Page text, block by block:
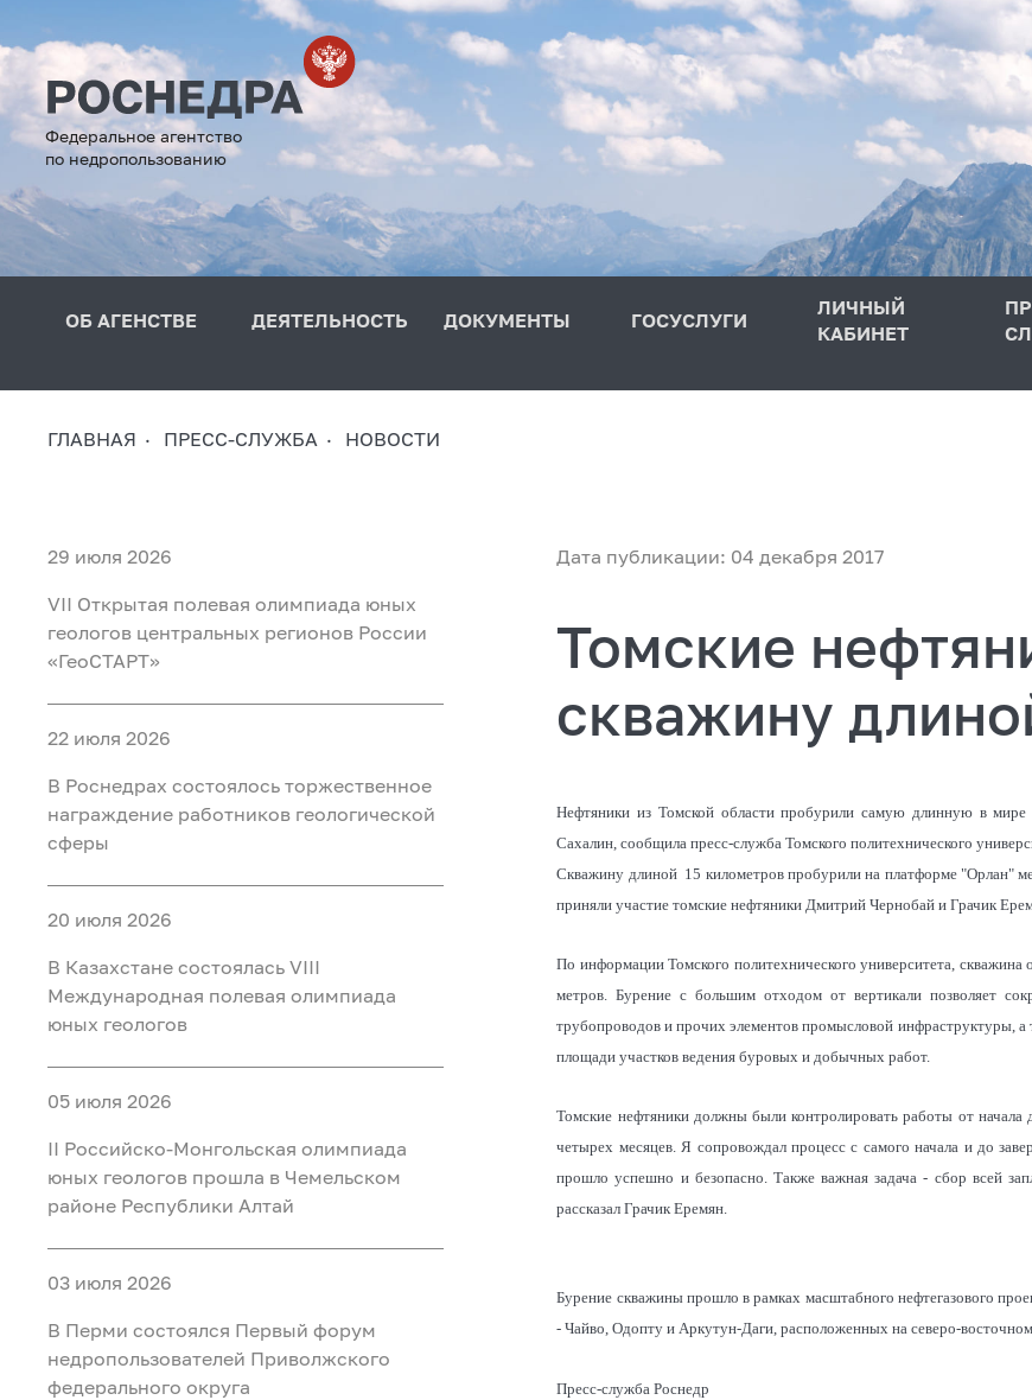
Федеральное агентство
по недропользованию
ОБ АГЕНСТВЕ ДЕЯТЕЛЬНОСТЬ ДОКУМЕНТЫ ГОСУСЛУГИ
ЛИЧНЫЙ
КАБИНЕТ
ГЛАВНАЯ ПРЕСС-СЛУЖБА НОВОСТИ
29 июля 2026
VII Открытая полевая олимпиада юных
геологов центральных регионов России
«ГеоСТАРТ»
22 июля 2026
В Роснедрах состоялось торжественное
награждение работников геологической
сферы
20 июля 2026
В Казахстане состоялась VIII
Международная полевая олимпиада
юных геологов
05 июля 2026
II Российско‑Монгольская олимпиада
юных геологов прошла в Чемельском
районе Республики Алтай
03 июля 2026
В Перми состоялся Первый форум
недропользователей Приволжского
федерального округа
Дата публикации: 04 декабря 2017
Томские
скважину
Нефтяники из Томской области пробурили самую длинную в
Сахалин, сообщила пресс-служба Томского политехнического
Скважину длиной 15 километров пробурили на платформе "Орлан"
приняли участие томские нефтяники Дмитрий Чернобай и Грачик
По информации Томского политехнического университета, скважина
метров. Бурение с большим отходом от вертикали позволяет
трубопроводов и прочих элементов промысловой
площади участков ведения буровых и добычных работ.
Томские нефтяники должны были контролировать работы от
четырех месяцев. Я сопровождал процесс с самого начала и до
прошло успешно и безопасно. Также важная задача - сбор всей
рассказал Грачик Еремян.
Бурение скважины прошло в рамках масштабного нефтегазового
- Чайво, Одопту и Аркутун-Даги, расположенных на северо-
Пресс-служба Роснедр